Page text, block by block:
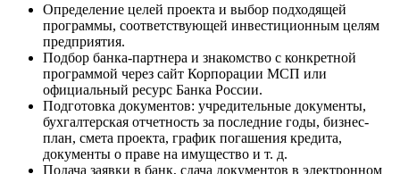
Определение целей проекта и выбор подходящей
программы, соответствующей инвестиционным целям
предприятия.
Подбор банка-партнера и знакомство с конкретной
программой через сайт Корпорации МСП или
официальный ресурс Банка России.
Подготовка документов: учредительные документы,
бухгалтерская отчетность за последние годы, бизнес-
план, смета проекта, график погашения кредита,
документы о праве на имущество и т. д.
Подача заявки в банк, сдача документов в электронном